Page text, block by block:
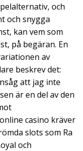
och
och snygga
kan vem som
på begäran. En
av
beskrev det:
att jag inte
är en del av den
casino kräver
slots som Ra
och